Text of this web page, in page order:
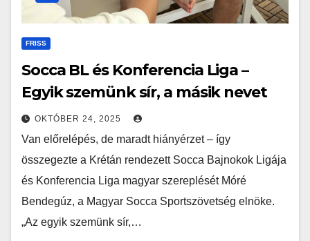
FRISS
Socca BL és Konferencia Liga –
Egyik szemünk sír, a másik nevet
OKTÓBER 24, 2025
Van előrelépés, de maradt hiányérzet – így
összegezte a Krétán rendezett Socca Bajnokok Ligája
és Konferencia Liga magyar szereplését Móré
Bendegúz, a Magyar Socca Sportszövetség elnöke.
„Az egyik szemünk sír,…